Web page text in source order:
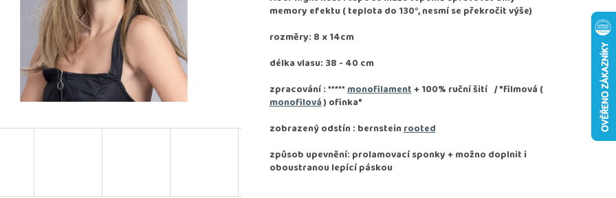
memory efektu ( teplota do 130°, nesmí se překročit výše)
rozměry: 8 x 14cm
délka vlasu: 38 - 40 cm
zpracování :*****monofilament+ 100% ruční šití / "filmová (
monofilová) ofinka"
zobrazený odstín : bernsteinrooted
způsob upevnění: prolamovací sponky + možno doplnit i
oboustranou lepící páskou